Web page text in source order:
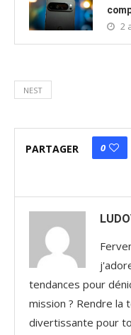
2
NEST
PARTAGER 0
tendances pour
mission ? Rendre la
divertissante pour